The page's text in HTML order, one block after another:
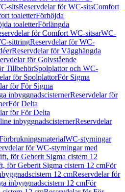
sitsReservdelar för WC-sitsComfort
toaletterFörhöjda
toaletterFörlängda
för Comfort WC-sitsarWC-
sittringReservdelar för WC-
Reservdelar för Vägghängda
för Golvstående
TillbehörSpolplattor och WC-
för SpolplattorFör Sigma
för För Sigma
inbyggnadscisternerReservdelar för
För Delta
för För Delta
inbyggnadscisternerReservdelar
WC-styrningar
för WC-styrningar med
för Geberit Sigma cistern 12
för Geberit Sigma cistern 12 cmFör
12 cmReservdelar för
inbyggnadscistern 12 cmFör